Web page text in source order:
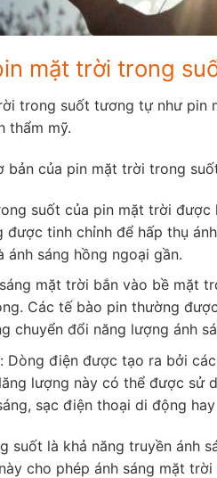
mặt trời trong
trong suốt tương tự như
thẩm mỹ.
bản của pin mặt trời trong
suốt của pin mặt trời
tinh chỉnh để hấp thụ
sáng hồng ngoại gần.
mặt trời bắn vào bề mặt
Các tế bào pin thường
chuyển đổi năng lượng ánh
Dòng điện được tạo ra bởi
lượng này có thể được
sạc điện thoại di động
là khả năng truyền ánh
cho phép ánh sáng mặt